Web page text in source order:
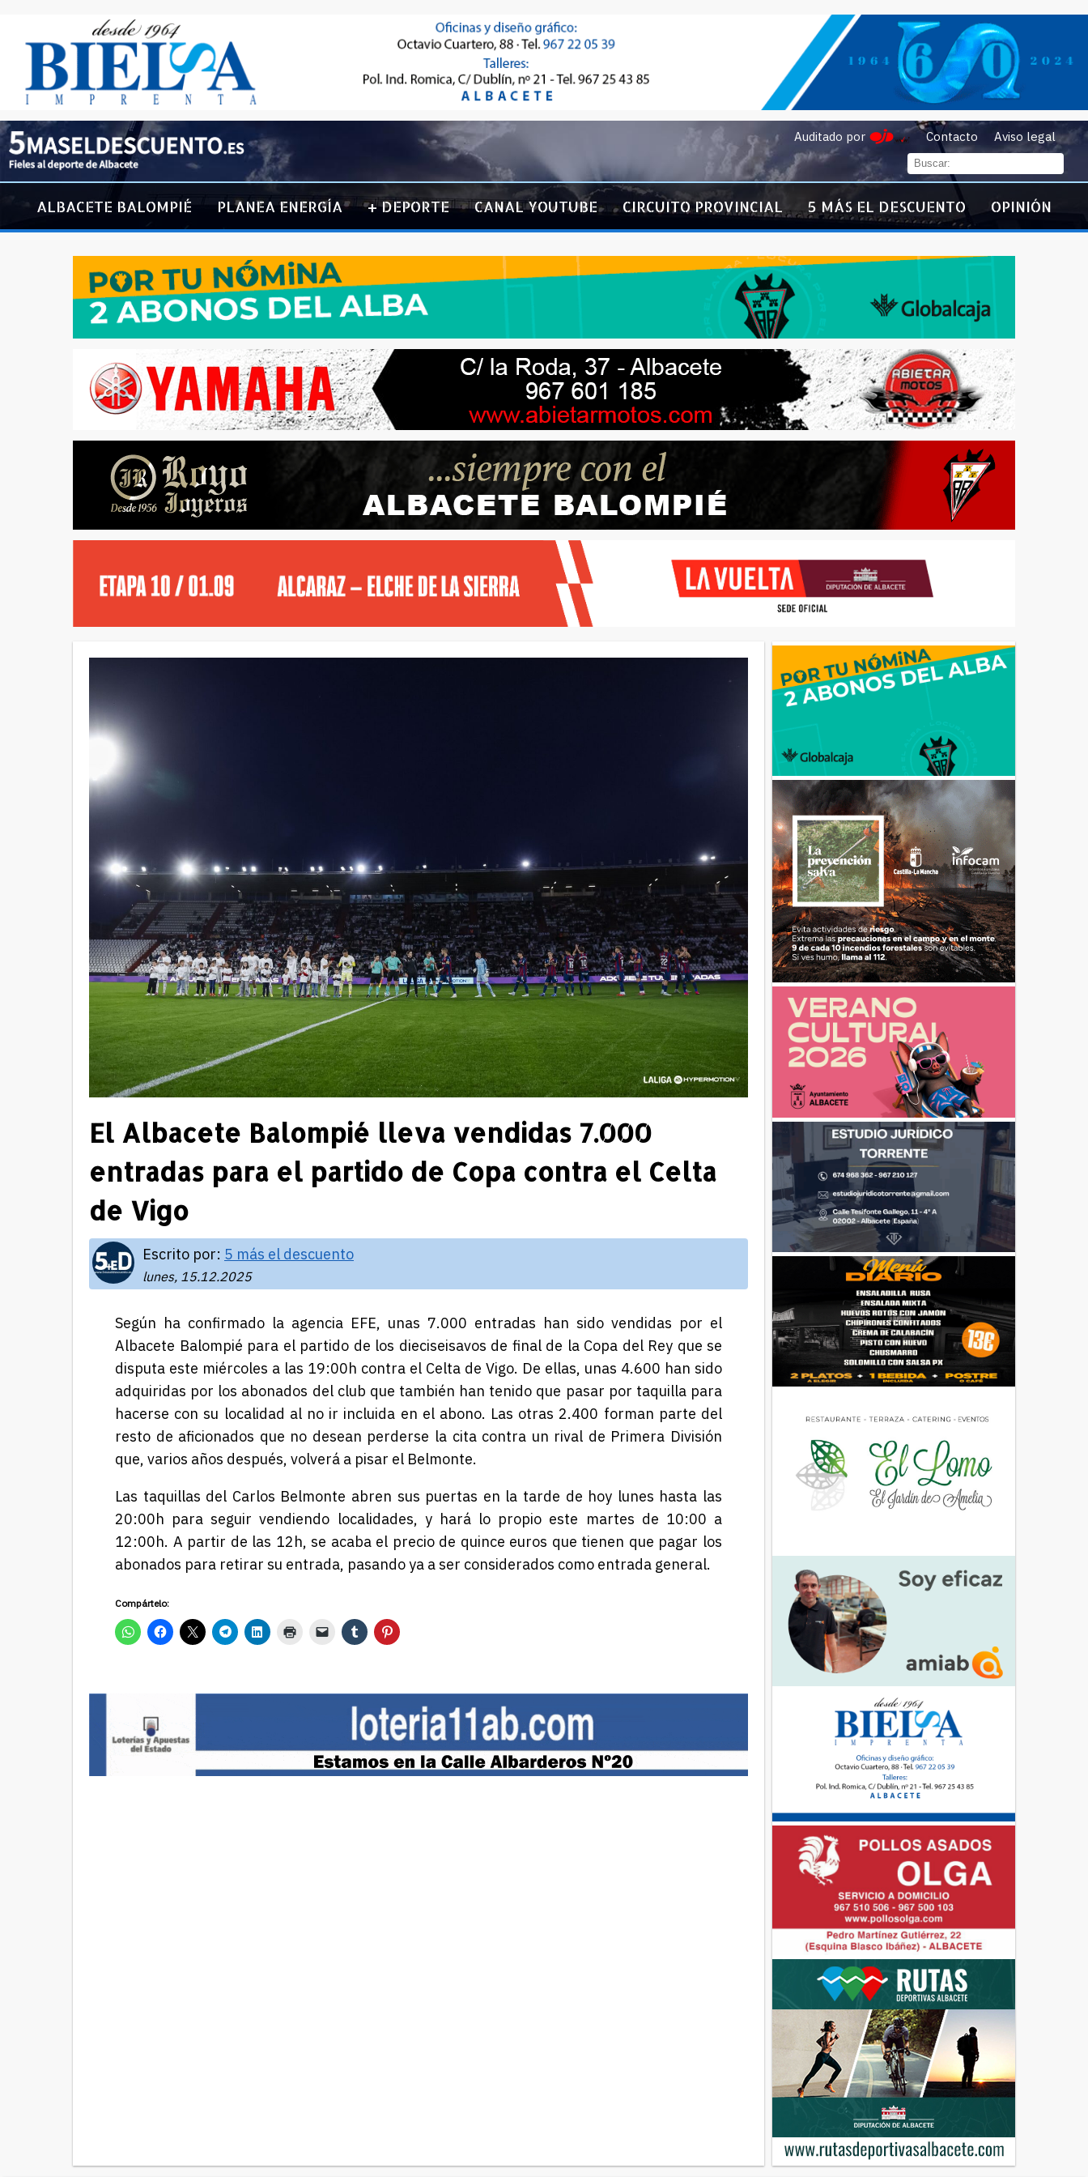
Auditado por Contacto Aviso legal
ALBACETE BALOMPIÉ PLANEA ENERGÍA + DEPORTE CANAL YOUTUBE CIRCUITO PROVINCIAL 5 MÁS EL DESCUENTO OPINIÓN
El Albacete Balompié lleva vendidas 7.000
entradas para el partido de Copa contra el Celta
de Vigo
Escrito por: 5 más el descuento
lunes, 15.12.2025
Según ha confirmado la agencia EFE, unas 7.000 entradas han sido vendidas por el
Albacete Balompié para el partido de los dieciseisavos de final de la Copa del Rey que se
disputa este miércoles a las 19:00h contra el Celta de Vigo. De ellas, unas 4.600 han sido
adquiridas por los abonados del club que también han tenido que pasar por taquilla para
hacerse con su localidad al no ir incluida en el abono. Las otras 2.400 forman parte del
resto de aficionados que no desean perderse la cita contra un rival de Primera División
que, varios años después, volverá a pisar el Belmonte.
Las taquillas del Carlos Belmonte abren sus puertas en la tarde de hoy lunes hasta las
20:00h para seguir vendiendo localidades, y hará lo propio este martes de 10:00 a
12:00h. A partir de las 12h, se acaba el precio de quince euros que tienen que pagar los
abonados para retirar su entrada, pasando ya a ser considerados como entrada general.
Compártelo: